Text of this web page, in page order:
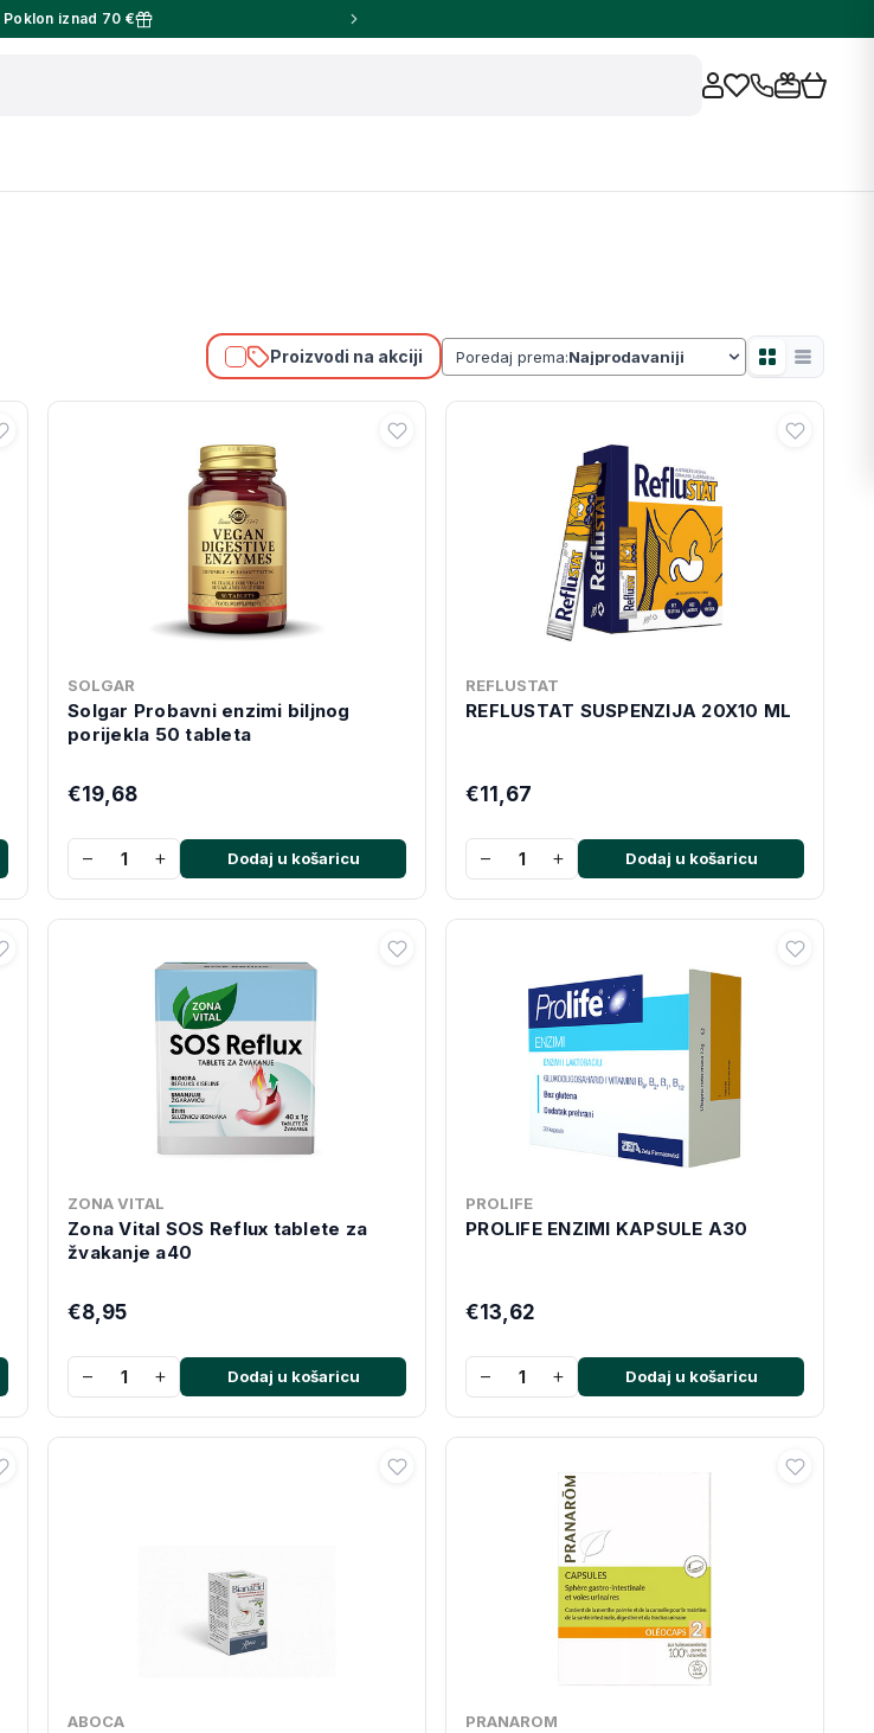
Poklon iznad 70 €
Proizvodi na akciji Poredaj prema:
SOLGAR
Solgar Probavni enzimi biljnog
porijekla 50 tableta
€19,68
− + Dodaj u košaricu
REFLUSTAT
REFLUSTAT SUSPENZIJA 20X10 ML
€11,67
− + Dodaj u košaricu
ZONA VITAL
Zona Vital SOS Reflux tablete za
žvakanje a40
€8,95
− + Dodaj u košaricu
PROLIFE
PROLIFE ENZIMI KAPSULE A30
€13,62
− + Dodaj u košaricu
ABOCA PRANAROM